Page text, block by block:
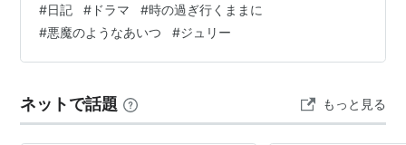
ノノ（関根世津子・谷口世津）
蔵本（伊東四朗）
王礼仁（細川俊之）
り、あとから右足を曲げずに同じ段へ の繰り返しで、私
の部屋までの10段の階段を20歩も使ってます。 これっ
て、いつもの梅ちゃんの階段での所作です・・・ 自分も
〜〜〜〜〜〜〜〜 それでも昨日もノルマの7000歩は継続
しました、時間はかかっ…
#日記 # ドラマ #時の過ぎ行くままに
#悪魔のようなあいつ #ジュリー
ネットで話題 もっと見る